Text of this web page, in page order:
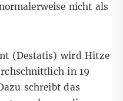
nicht als
(Destatis) wird Hitze
in 19
schreibt das